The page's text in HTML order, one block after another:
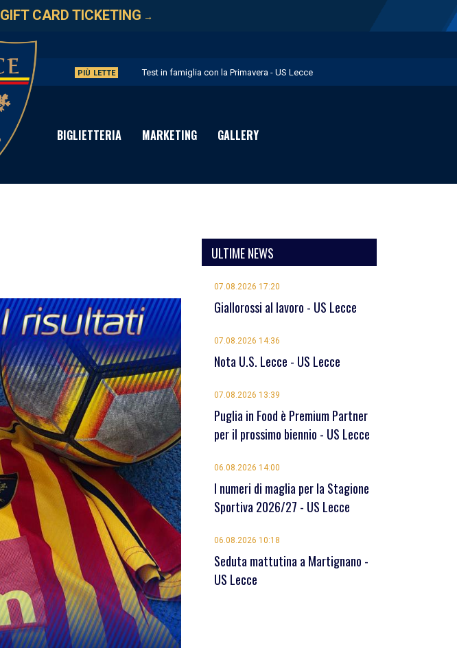
GIFT CARD TICKETING →
PIÙ LETTE Test in famiglia con la Primavera - US Lecce
Geubbels in giallorosso - US Lecce
Aratravel è Premium Partner per la stagione 2026/27 - US Lecce
BIGLIETTERIA MARKETING GALLERY
ULTIME NEWS
07.08.2026 17:20
Giallorossi al lavoro - US Lecce
07.08.2026 14:36
Nota U.S. Lecce - US Lecce
07.08.2026 13:39
Puglia in Food è Premium Partner
per il prossimo biennio - US Lecce
06.08.2026 14:00
I numeri di maglia per la Stagione
Sportiva 2026/27 - US Lecce
06.08.2026 10:18
Seduta mattutina a Martignano -
US Lecce